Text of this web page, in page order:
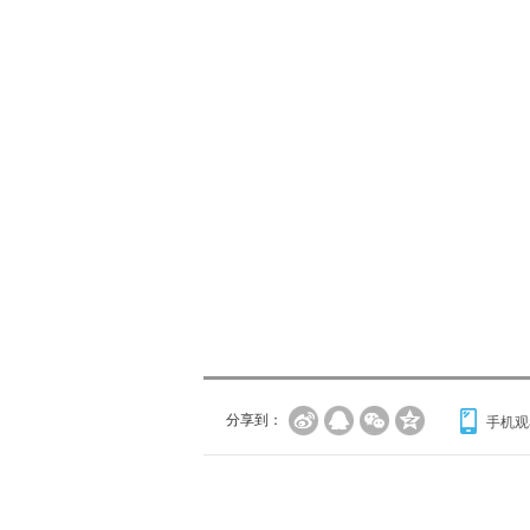
分享到： 手机